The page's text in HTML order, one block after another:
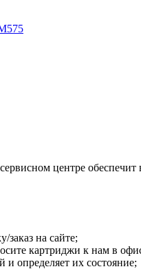
центре
заказ на сайте;
картриджи к нам в
и определяет их состояние;